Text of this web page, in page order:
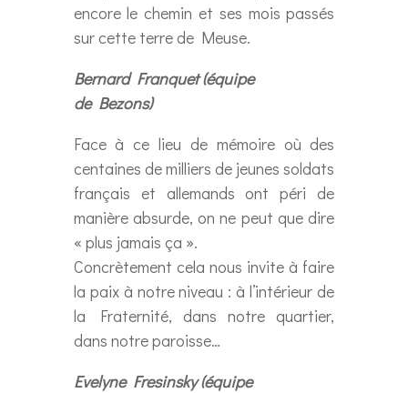
encore le chemin et ses mois passés
sur cette terre de Meuse.
Bernard Franquet (équipe
de Bezons)
Face à ce lieu de mémoire où des
centaines de milliers de jeunes soldats
français et allemands ont péri de
manière absurde, on ne peut que dire
« plus jamais ça ».
Concrètement cela nous invite à faire
la paix à notre niveau : à l’intérieur de
la Fraternité, dans notre quartier,
dans notre paroisse…
Evelyne Fresinsky (équipe